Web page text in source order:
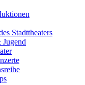
Stadttheaters